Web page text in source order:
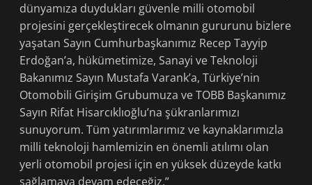
dünyamıza duydukları güvenle milli otomobil
projesini gerçekleştirecek olmanın gururunu bizlere
yaşatan Sayın Cumhurbaşkanımız Recep Tayyip
Erdoğan’a, hükümetimize, Sanayi ve Teknoloji
Bakanımız Sayın Mustafa Varank’a, Türkiye’nin
Otomobili Girişim Grubumuza ve TOBB Başkanımız
Sayın Rifat Hisarcıklıoğlu’na şükranlarımızı
sunuyorum. Tüm yatırımlarımız ve kaynaklarımızla
milli teknoloji hamlemizin en önemli atılımı olan
yerli otomobil projesi için en yüksek düzeyde katkı
sağlamaya devam edeceğiz.”